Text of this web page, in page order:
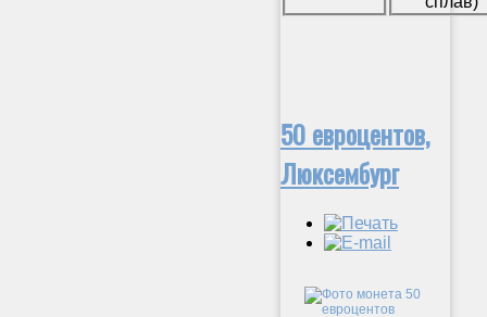
50 евроцентов,
Люксембург